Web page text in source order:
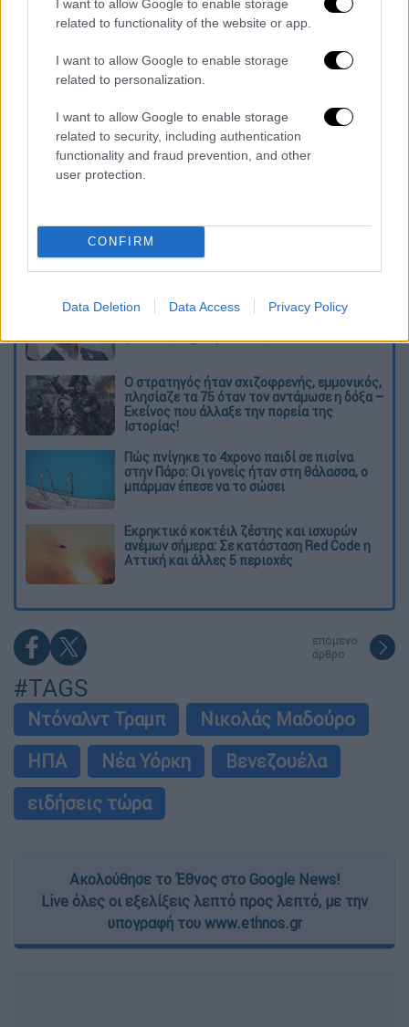
I want to allow Google to enable storage
related to functionality of the website or app.
I want to allow Google to enable storage
related to personalization.
I want to allow Google to enable storage
related to security, including authentication
functionality and fraud prevention, and other
user protection.
CONFIRM
Data Deletion Data Access Privacy Policy
ΕΘΝΟΣ θα παρεμβαίνει και τα προσβλητικά σχόλια θα
διαγράφονται
Διαβάστε ακόμη
Από το Μίσιγκαν στον Λευκό Οίκο: Τι
για τους Δημοκρατικούς
O στρατηγός ήταν σχιζοφρενής, εμμονικός,
πλησίαζε τα 75 όταν τον αντάμωσε η δόξα –
Εκείνος που άλλαξε την πορεία της
Ιστορίας!
Πώς πνίγηκε το 4χρονο παιδί σε πισίνα
στην Πάρο: Οι γονείς ήταν στη θάλασσα, ο
μπάρμαν έπεσε να το σώσει
Εκρηκτικό κοκτέιλ ζέστης και ισχυρών
ανέμων σήμερα: Σε κατάσταση Red Code η
Αττική και άλλες 5 περιοχές
επόμενο
άρθρο
#TAGS
Ντόναλντ Τραμπ
Νικολάς Μαδούρο
ΗΠΑ
Νέα Υόρκη
Βενεζουέλα
ειδήσεις τώρα
Ακολούθησε το Έθνος στο Google News!
Live όλες οι εξελίξεις λεπτό προς λεπτό, με την
υπογραφή του www.ethnos.gr